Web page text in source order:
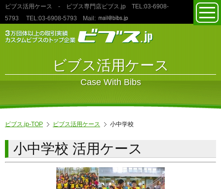
ビブス活用ケース - ビブス専門店ビブス.jp TEL:03‐6908‐
5793
TEL:03‐6908‐5793 Mail:
ビブス活用ケース
Case With Bibs
ビブス.jp-TOP ビブス活用ケース 小中学校
小中学校 活用ケース